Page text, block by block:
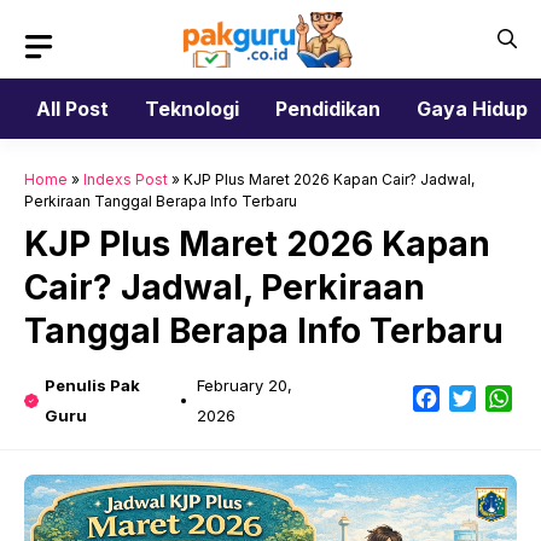
content
All Post
Teknologi Pendidikan Gaya Hidup
Home » Indexs Post » KJP Plus Maret 2026 Kapan Cair? Jadwal,
Perkiraan Tanggal Berapa Info Terbaru
KJP Plus Maret 2026 Kapan
Cair? Jadwal, Perkiraan
Tanggal Berapa Info Terbaru
Penulis Pak
Guru
February 20,
2026
Facebook
Twitter